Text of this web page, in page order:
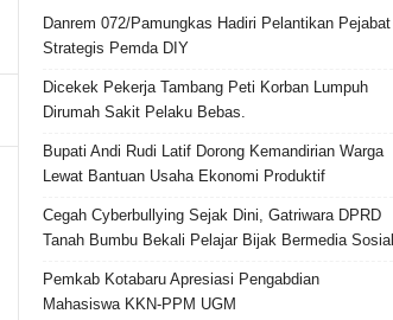
Danrem 072/Pamungkas Hadiri Pelantikan Pejabat
Strategis Pemda DIY
Dicekek Pekerja Tambang Peti Korban Lumpuh
Dirumah Sakit Pelaku Bebas.
Bupati Andi Rudi Latif Dorong Kemandirian Warga
Lewat Bantuan Usaha Ekonomi Produktif
Cegah Cyberbullying Sejak Dini, Gatriwara DPRD
Tanah Bumbu Bekali Pelajar Bijak Bermedia Sosial
Pemkab Kotabaru Apresiasi Pengabdian
Mahasiswa KKN-PPM UGM